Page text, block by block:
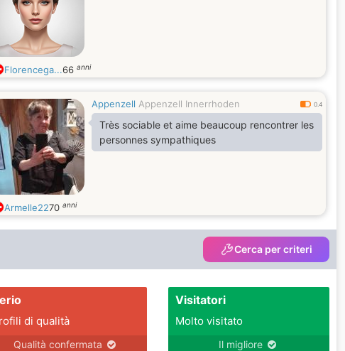
Florencega...66 anni
Appenzell Appenzell Innerrhoden 0.4
Très sociable et aime beaucoup rencontrer les
personnes sympathiques
Armelle2270 anni
Cerca per criteri
di qualità
Qualità confermata
Visitatori
Molto visitato
Il migliore